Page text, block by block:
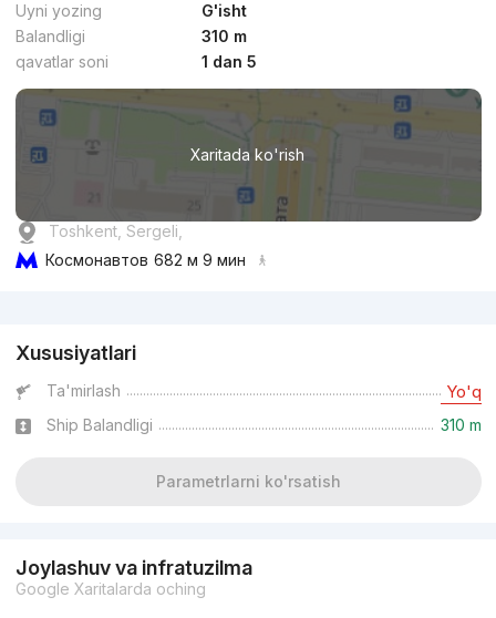
Uyni yozing
G'isht
Balandligi
310 m
qavatlar soni
1 dan 5
Xaritada ko'rish
Toshkent, Sergeli,
Космонавтов 682 м 9 мин
Xususiyatlari
Ta'mirlash Yo'q
Ship Balandligi 310 m
Parametrlarni ko'rsatish
Joylashuv va infratuzilma
Google Xaritalarda oching